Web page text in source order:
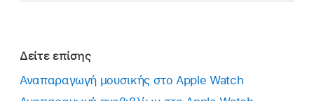
Δείτε επίσης
Αναπαραγωγή μουσικής στο Apple Watch